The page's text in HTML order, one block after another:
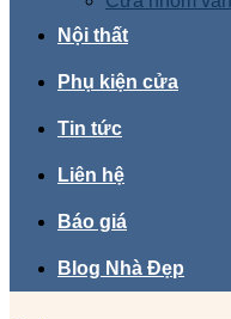
Nội thất
Phụ kiện cửa
Tin tức
Liên hệ
Báo giá
Blog Nhà Đẹp